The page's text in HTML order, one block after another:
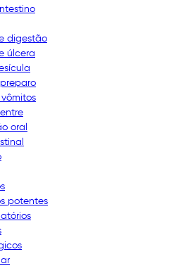
digestão
úlcera
oral
potentes